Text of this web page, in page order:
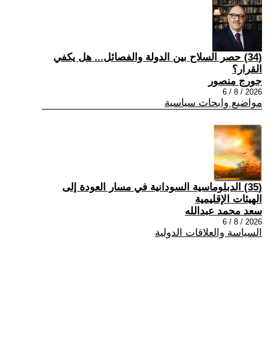
(34) حصر السلاح بين الدولة والفصائل... هل يكفي
القرار؟
جورج منصور
2026 / 8 / 6
مواضيع وابحاث سياسية
(35) الدبلوماسية السودانية في مسار العودة إلى
الهيئات الإقليمية
سعد محمد عبدالله
2026 / 8 / 6
السياسة والعلاقات الدولية